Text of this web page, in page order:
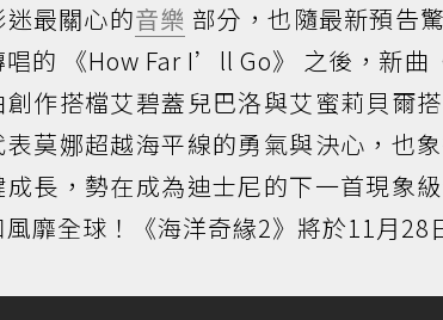
迷最關心的音樂 部分，也隨最新預告
唱的 《How Far I’ll Go》 之後，新
創作搭檔艾碧蓋兒巴洛與艾蜜莉貝爾
表莫娜超越海平線的勇氣與決心，也
成長，勢在成為迪士尼的下一首現象
風靡全球！《海洋奇緣2》將於11月28